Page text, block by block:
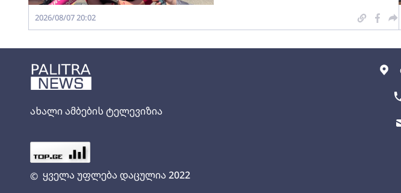
ახალი ამბების ტელევიზია
© ყველა უფლება დაცულია 2022
2026/08/07 20:02